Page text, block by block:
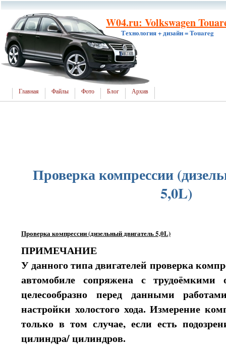
W04.ru: Volkswagen
Технология + дизайн = Touareg
Главная Файлы Фото Блог Архив
Проверка компрессии
5,0L)
Проверка компрессии (дизельный двигатель 5,0L)
ПРИМЕЧАНИЕ
У данного типа двигателей проверка
автомобиле сопряжена с трудоёмкими
целесообразно перед данными
настройки холостого хода. Измерение
только в том случае, если есть
цилиндра/ цилиндров.